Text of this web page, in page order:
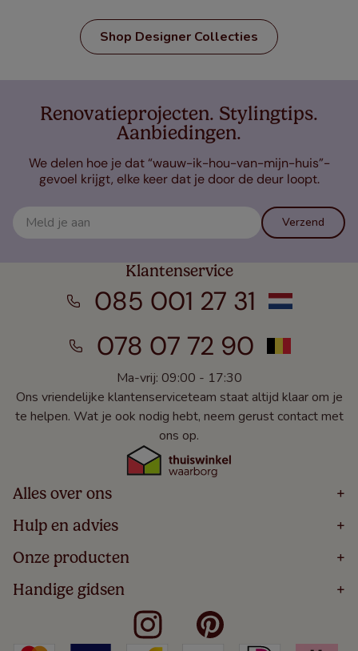
Shop Designer Collecties
Renovatieprojecten. Stylingtips.
Aanbiedingen.
We delen hoe je dat “wauw-ik-hou-van-mijn-huis”-
gevoel krijgt, elke keer dat je door de deur loopt.
Verzend
Klantenservice
085 001 27 31
078 07 72 90
Ma-vrij: 09:00 - 17:30
Ons vriendelijke klantenserviceteam staat altijd klaar om je
te helpen. Wat je ook nodig hebt, neem gerust contact met
ons op.
Alles over ons +
Home
Over
Bestellen
Winacties
Veelgestelde Vragen
Hulp en advies +
Volg Je Bestelling
Levering
5 Jaar Garantie
Algemene Voorwaarden
Kindveiligheid
Onze producten +
Houten Jaloezieën
Rolgordijnen
Verticale Jaloezieën
Handige gidsen +
Meten Voor Raamdecoratie
Badkamer Raamdecoratie